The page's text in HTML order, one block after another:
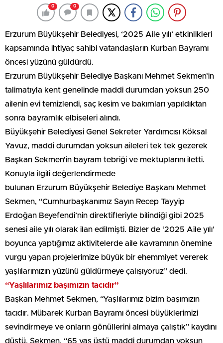
0 0
Erzurum Büyükşehir Belediyesi, ‘2025 Aile yılı’ etkinlikleri
kapsamında ihtiyaç sahibi vatandaşların Kurban Bayramı
öncesi yüzünü güldürdü.
Erzurum Büyükşehir Belediye Başkanı Mehmet Sekmen’in
talimatıyla kent genelinde maddi durumdan yoksun 250
ailenin evi temizlendi, saç kesim ve bakımları yapıldıktan
sonra bayramlık elbiseleri alındı.
Büyükşehir Belediyesi Genel Sekreter Yardımcısı Köksal
Yavuz, maddi durumdan yoksun aileleri tek tek gezerek
Başkan Sekmen’in bayram tebriği ve mektuplarını iletti.
Konuyla ilgili değerlendirmede
bulunan Erzurum Büyükşehir Belediye Başkanı Mehmet
Sekmen, “Cumhurbaşkanımız Sayın Recep Tayyip
Erdoğan Beyefendi’nin direktifleriyle bilindiği gibi 2025
senesi aile yılı olarak ilan edilmişti. Bizler de ‘2025 Aile yılı’
boyunca yaptığımız aktivitelerde aile kavramının önemine
vurgu yapan projelerimize büyük bir ehemmiyet vererek
yaşlılarımızın yüzünü güldürmeye çalışıyoruz” dedi.
“Yaşlılarımız başımızın tacıdır”
Başkan Mehmet Sekmen, “Yaşlılarımız bizim başımızın
tacıdır. Mübarek Kurban Bayramı öncesi büyüklerimizi
sevindirmeye ve onların gönüllerini almaya çalıştık” kaydını
düştü. Sekmen, “65 yaş üstü maddi durumdan yoksun